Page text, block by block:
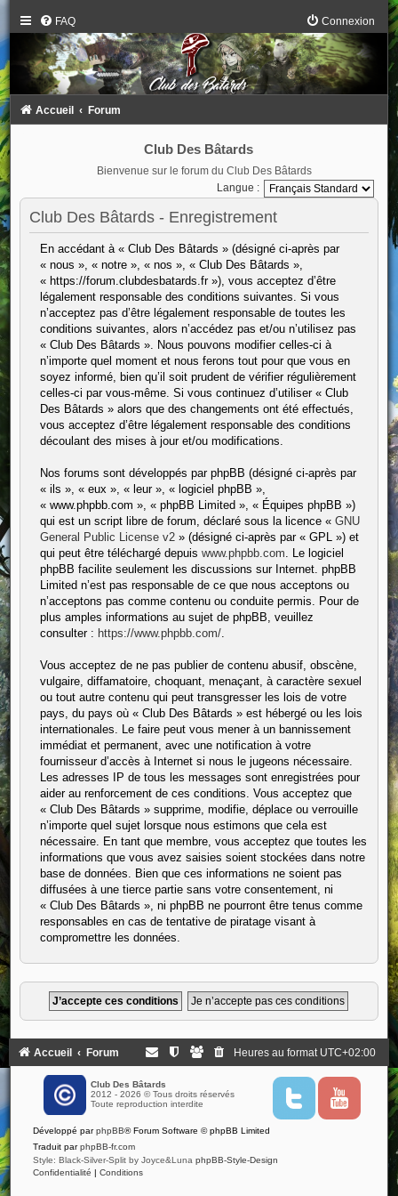
FAQ Connexion
Accueil Forum
Club Des Bâtards
Bienvenue sur le forum du Club Des Bâtards
Langue :
Club Des Bâtards - Enregistrement
En accédant à « Club Des Bâtards » (désigné ci-après par
« nous », « notre », « nos », « Club Des Bâtards »,
« https://forum.clubdesbatards.fr »), vous acceptez d’être
légalement responsable des conditions suivantes. Si vous
n’acceptez pas d’être légalement responsable de toutes les
conditions suivantes, alors n’accédez pas et/ou n’utilisez pas
« Club Des Bâtards ». Nous pouvons modifier celles-ci à
n’importe quel moment et nous ferons tout pour que vous en
soyez informé, bien qu’il soit prudent de vérifier régulièrement
celles-ci par vous-même. Si vous continuez d’utiliser « Club
Des Bâtards » alors que des changements ont été effectués,
vous acceptez d’être légalement responsable des conditions
découlant des mises à jour et/ou modifications.
Nos forums sont développés par phpBB (désigné ci-après par
« ils », « eux », « leur », « logiciel phpBB »,
« www.phpbb.com », « phpBB Limited », « Équipes phpBB »)
qui est un script libre de forum, déclaré sous la licence « GNU
General Public License v2» (désigné ci-après par « GPL ») et
qui peut être téléchargé depuis www.phpbb.com . Le logiciel
phpBB facilite seulement les discussions sur Internet. phpBB
Limited n’est pas responsable de ce que nous acceptons ou
n’acceptons pas comme contenu ou conduite permis. Pour de
plus amples informations au sujet de phpBB, veuillez
consulter : https://www.phpbb.com/.
Vous acceptez de ne pas publier de contenu abusif, obscène,
vulgaire, diffamatoire, choquant, menaçant, à caractère sexuel
ou tout autre contenu qui peut transgresser les lois de votre
pays, du pays où « Club Des Bâtards » est hébergé ou les lois
internationales. Le faire peut vous mener à un bannissement
immédiat et permanent, avec une notification à votre
fournisseur d’accès à Internet si nous le jugeons nécessaire.
Les adresses IP de tous les messages sont enregistrées pour
aider au renforcement de ces conditions. Vous acceptez que
« Club Des Bâtards » supprime, modifie, déplace ou verrouille
n’importe quel sujet lorsque nous estimons que cela est
nécessaire. En tant que membre, vous acceptez que toutes les
informations que vous avez saisies soient stockées dans notre
base de données. Bien que ces informations ne soient pas
diffusées à une tierce partie sans votre consentement, ni
« Club Des Bâtards », ni phpBB ne pourront être tenus comme
responsables en cas de tentative de piratage visant à
compromettre les données.
Accueil Forum Heures au format UTC+02:00
Club Des Bâtards
2012 - 2026 © Tous droits réservés
Toute reproduction interdite
T
i
Y
u
Développé parphpBB® Forum Software © phpBB Limited
Traduit parphpBB-fr.com
Style: Black-Silver-Split by Joyce&Luna phpBB-Style-Design
Confidentialité | Conditions